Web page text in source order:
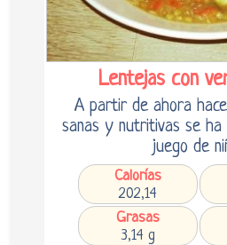
Lentejas con
A partir de ahora
sanas y nutritivas se ha
juego de
Calorías
202,14
Grasas
3,14 g